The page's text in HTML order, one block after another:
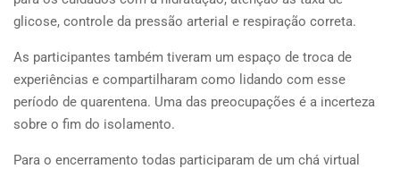
glicose, controle da pressão arterial e respiração correta.
As participantes também tiveram um espaço de troca de
experiências e compartilharam como lidando com esse
período de quarentena. Uma das preocupações é a incerteza
sobre o fim do isolamento.
Para o encerramento todas participaram de um chá virtual